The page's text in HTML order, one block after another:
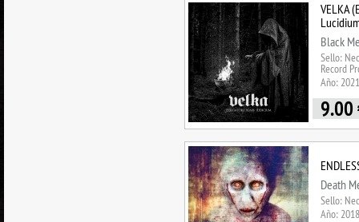
VELKA
Black
Sello:
Record
Año: 2021
9.00
Death
Sello:
Año: 2018